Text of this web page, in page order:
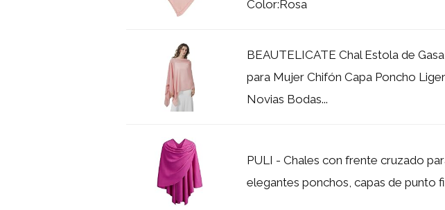
Color:Rosa
BEAUTELICATE Chal Estola de
para Mujer Chifón Capa Poncho
Novias Bodas...
PULI - Chales con frente cruzado
elegantes ponchos, capas de punto